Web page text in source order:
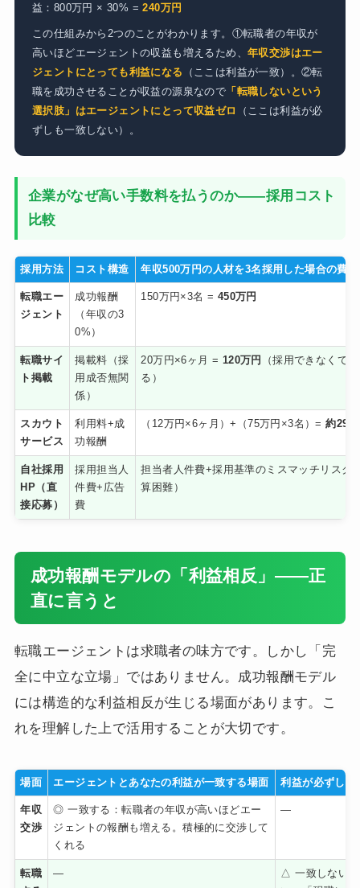
益：800万円 × 30% =240万円
この仕組みから2つのことがわかります。①転職者の年収が
高いほどエージェントの収益も増えるため、 年収交渉はエー
ジェントにとっても利益になる
（ここは利益が一致）。②転
職を成功させることが収益の源泉なので 「転職しないという
選択肢」はエージェントにとって収益ゼロ
（ここは利益が必
ずしも一致しない）。
企業がなぜ高い手数料を払うのか——採用コスト
比較
採用方法 コスト構造 年収500万円の人材を3名採用した場合の費
転職エー
ジェント
成功報酬
（年収の3
0%）
150万円×3名 = 450万円
転職サイ
ト掲載
掲載料（採
用成否無関
係）
20万円×6ヶ月 = 120万円
（採用できなくて
る）
スカウト
サービス
利用料+成
功報酬
（12万円×6ヶ月）+（75万円×3名）=約297
自社採用
HP（直
接応募）
採用担当人
件費+広告
費
担当者人件費+採用基準のミスマッチリスク
算困難）
成功報酬モデルの「利益相反」——正
直に言うと
転職エージェントは求職者の味方です。しかし「完
全に中立な立場」ではありません。成功報酬モデル
には構造的な利益相反が生じる場面があります。こ
れを理解した上で活用することが大切です。
場面 エージェントとあなたの利益が一致する場面 利益が必ずしも
年収
交渉
◎ 一致する：転職者の年収が高いほどエー
ジェントの報酬も増える。積極的に交渉して
くれる
—
転職
—
△ 一致しない